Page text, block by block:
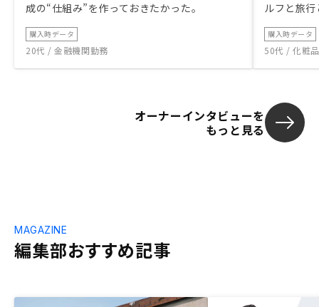
成の“仕組み”を作っておきたかった。
購入時データ
20代 / 金融機関勤務
ルフと旅
購入時データ
50代 / 化粧
オーナーインタビューを
もっと見る
編集部おすすめ記事
MAGAZINE